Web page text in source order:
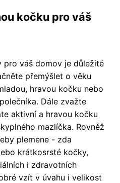
kočku pro váš
pro váš domov je důležité
přemýšlet o věku
hravou kočku nebo
Dále zvažte
aktivní a hravou kočku
mazlíčka. Rovněž
plemene - zda
krátkosrsté kočky,
i zdravotních
vzít v úvahu i velikost